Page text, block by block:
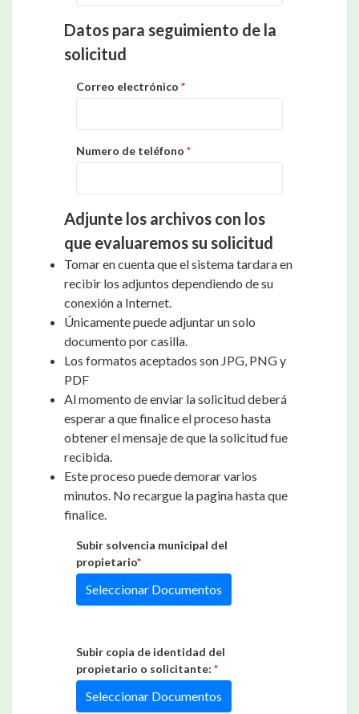
Datos para seguimiento de la
solicitud
Correo electrónico *
Numero de teléfono *
Adjunte los archivos con los
que evaluaremos su solicitud
Tomar en cuenta que el sistema tardara en
recibir los adjuntos dependiendo de su
conexión a Internet.
Únicamente puede adjuntar un solo
documento por casilla.
Los formatos aceptados son JPG, PNG y
PDF
Al momento de enviar la solicitud deberá
esperar a que finalice el proceso hasta
obtener el mensaje de que la solicitud fue
recibida.
Este proceso puede demorar varios
minutos. No recargue la pagina hasta que
finalice.
Subir solvencia municipal del
propietario*
Seleccionar Documentos
Subir copia de identidad del
propietario o solicitante: *
Seleccionar Documentos